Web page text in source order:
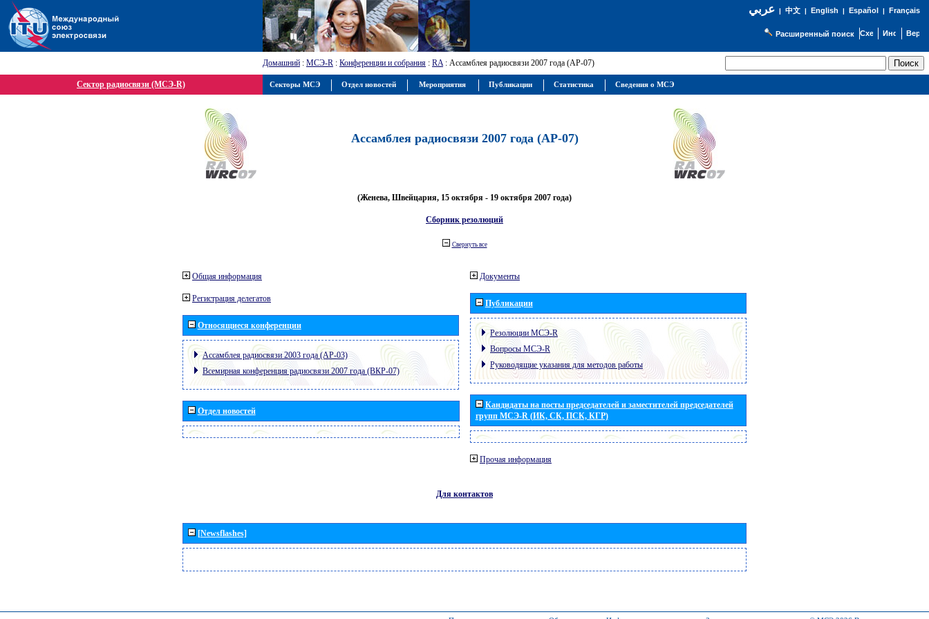
عربي| 中文| English | Español | Français
Расширенный поиск
Домашний : МСЭ-R : Конференции и собрания : RA: Ассамблея радиосвязи 2007 года (АР-07)
Сектор радиосвязи (МСЭ-R)
Ассамблея радиосвязи 2007 года (АР-07)
(Женева, Швейцария, 15 октября - 19 октября 2007 года)
Сборник резолюций
Свернуть все
Общая информация
Регистрация делегатов
Относящиеся конференции
Ассамблея радиосвязи 2003 года (АР-03)
Всемирная конференция радиосвязи 2007 года (ВКР-07)
Отдел новостей
Документы
Публикации
Резолюции МСЭ-R
Вопросы МСЭ-R
Руководящие указания для методов работы
Кандидаты на посты председателей и заместителей председателей
групп МСЭ-R (ИК, СК, ПСК, КГР)
Прочая информация
Для контактов
[Newsflashes]
Секторы МСЭ Отдел новостей Мероприятия Публикации Статистика Сведения о МСЭ